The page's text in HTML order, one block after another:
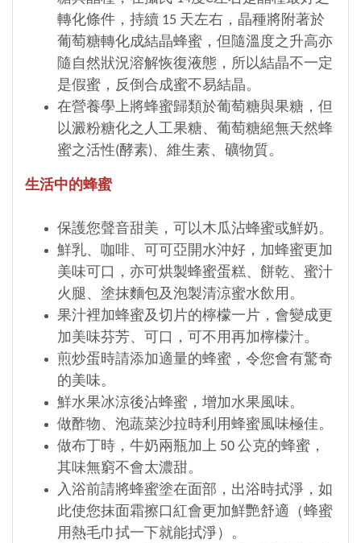
轉化條件，持續 15 天左右，晶種將附著於
葡萄糖轉化成結晶蜂蜜，但隨溫度之升高亦
隨自然狀況溶解恢復液態，所以結晶不一定
是假蜜，反倒合成蜜不易結晶。
在營養學上將蜂蜜歸類於葡萄糖與果糖，但
以澱粉糖化之人工果糖、葡萄糖絕無天然蜂
蜜之活性(酵素)、維生素、礦物質。
生活中的蜂蜜
保護您聲音甜美，可以木瓜沾蜂蜜或鮮奶。
鮮乳、咖啡、可可亞開水沖好，加蜂蜜更加
美味可口，亦可烘製蜂蜜蛋糕、餅乾、蜜汁
火腿、塗抹麵包及泡製清涼蜜水飲用。
果汁裡加蜂蜜及切片的檸檬一片，會變成更
加美味芬芳、可口，可不用再加檸檬汁。
煎炒蛋時請添加適量的蜂蜜，令您會有驚奇
的美味。
鮮水果冰涼後沾蜂蜜，增加水果風味。
做酢物、泡蔬菜沙拉時利用蜂蜜風味極佳。
做布丁時，牛奶兩瓶加上 50 公克的蜂蜜，
其味無窮不會太濃甜。
入浴前請將蜂蜜塗在面部，出浴時拭淨，如
此使您抹面霜擦口紅會更加鮮艷舒適（蜂蜜
用熱毛巾拭一下就能拭淨）。